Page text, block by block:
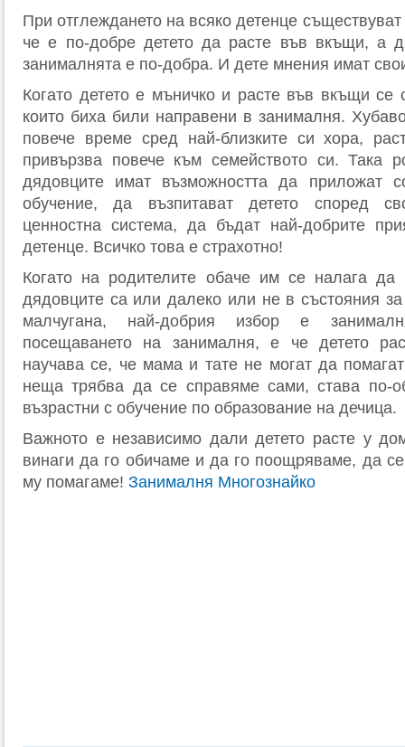
При отглеждането на всяко детенце
че е по-добре детето да расте във вкъщи, а
занималнята е по-добра. И дете мнения имат
Когато детето е мъничко и расте във вкъщи се
които биха били направени в занималня.
повече време сред най-близките си хора,
привързва повече към семейството си. Така
дядовците имат възможността да приложат
обучение, да възпитават детето според
ценностна система, да бъдат най-добрите
детенце. Всичко това е страхотно!
Когато на родителите обаче им се налага да
дядовците са или далеко или не в състояния
малчугана, най-добрия избор е
посещаването на занималня, е че детето
научава се, че мама и тате не могат да
неща трябва да се справяме сами, става по-
възрастни с обучение по образование на дечица.
Важното е независимо дали детето расте у
винаги да го обичаме и да го поощряваме, да
му помагаме! Занималня Многознайко